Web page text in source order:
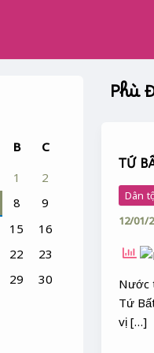
B
C
1
2
8
9
15
16
22
23
29
30
Phù
TỨ
Dân
12/01/
Nước
Tứ
vị […]
TỬ